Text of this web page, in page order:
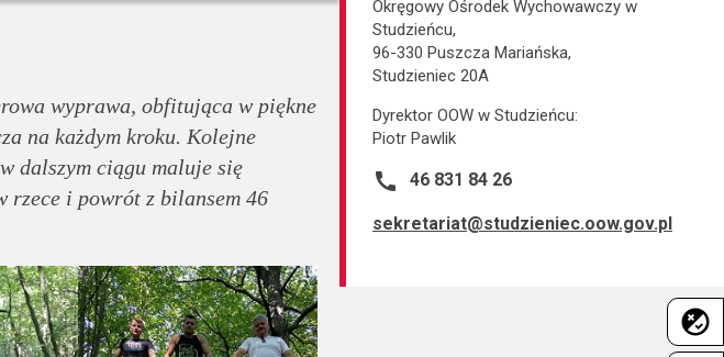
flaky
wyprawa, obfitująca w piękne
na każdym kroku. Kolejne
dalszym ciągu maluje się
rzece i powrót z bilansem 46
Okręgowy Ośrodek Wychowawczy w
Studzieńcu,
96-330 Puszcza Mariańska,
Studzieniec 20A
Dyrektor OOW w Studzieńcu:
Piotr Pawlik
call 46 831 84 26
sekretariat@studzieniec.oow.gov.pl